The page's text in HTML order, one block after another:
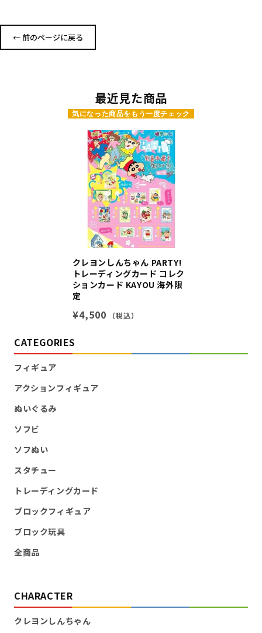
数
量
を
数
量
を
← 前のページに戻る
最近見た商品
気になった商品をもう一度チェック
クレヨンしんちゃん PARTY!
トレーディングカード コレク
ションカード KAYOU 海外限
定
¥4,500 （税込）
CATEGORIES
フィギュア
アクションフィギュア
ぬいぐるみ
ソフビ
ソフぬい
スタチュー
トレーディングカード
ブロックフィギュア
ブロック玩具
全商品
CHARACTER
クレヨンしんちゃん